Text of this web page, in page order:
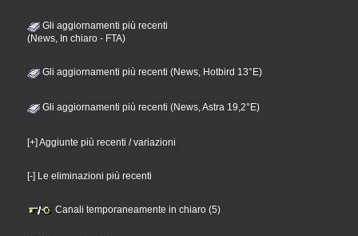
Gli aggiornamenti più recenti
(News, In chiaro - FTA)
Gli aggiornamenti più recenti (News, Hotbird 13°E)
Gli aggiornamenti più recenti (News, Astra 19,2°E)
[+] Aggiunte più recenti / variazioni
[-] Le eliminazioni più recenti
Canali temporaneamente in chiaro (5)